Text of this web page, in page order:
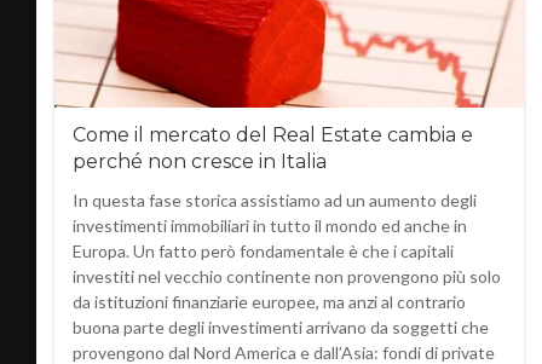
Come il mercato del Real Estate cambia e
perché non cresce in Italia
In questa fase storica assistiamo ad un aumento degli
investimenti immobiliari in tutto il mondo ed anche in
Europa. Un fatto però fondamentale è che i capitali
investiti nel vecchio continente non provengono più solo
da istituzioni finanziarie europee, ma anzi al contrario
buona parte degli investimenti arrivano da soggetti che
provengono dal Nord America e dall’Asia: fondi di private